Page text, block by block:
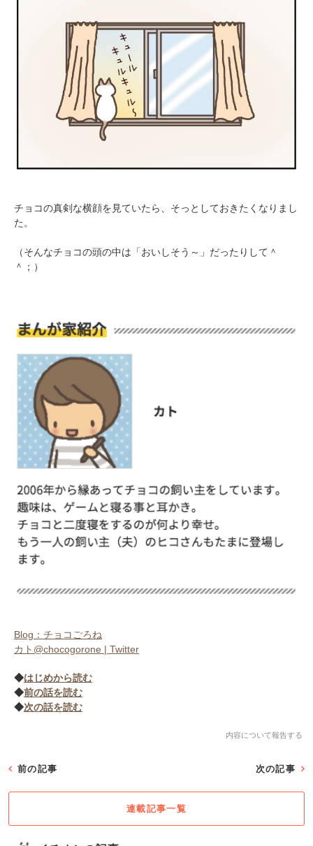
チョコの真剣な横顔を見ていたら、そっとしておきたくなりまし
た。
（そんなチョコの頭の中は「おいしそう～」だったりして＾
＾；）
Blog：チョコごろね
カト@chocogorone | Twitter
◆はじめから読む
◆前の話を読む
◆次の話を読む
内容について報告する
前の記事 次の記事
連載記事一覧
閉じる
いぬ部をフォロー
ねこ部をフォロー
アプリをダウンロードする